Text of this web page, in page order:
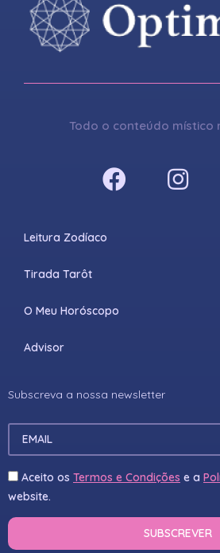
Todo o conteúdo místico
Leitura Zodíaco
Tirada Tarôt
O Meu Horóscopo
Advisor
Subscreva a nossa newsletter
Aceito os Termos e Condições e a
website.